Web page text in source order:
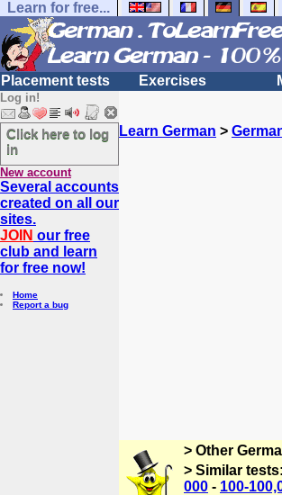
Learn for free...
Placement tests Exercises
Log in!
Click here to log
in
New account
Several accounts
created on all our
sites.
JOIN our free
club and learn
for free now!
Home
Report a bug
Learn German >
> Other
> Similar
000 - 100-